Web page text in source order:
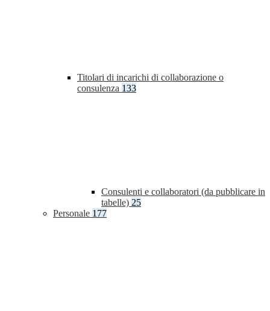
Titolari di incarichi di collaborazione o
consulenza 133
Consulenti e collaboratori (da pubblicare in
tabelle) 25
Personale 177